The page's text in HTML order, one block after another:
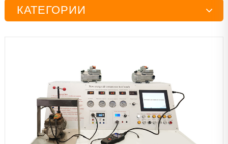
КАТЕГОРИИ
Ремонтные принадлежности
Тестер
Другой испытательный стенд